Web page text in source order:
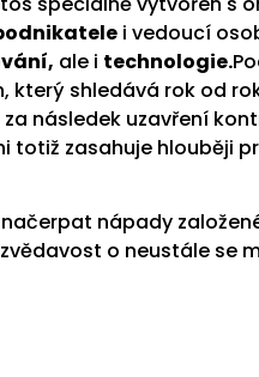
i vedoucí
ale i technologie.
shledává rok od
následek uzavření
totiž zasahuje hlouběji
nápady
o neustále se